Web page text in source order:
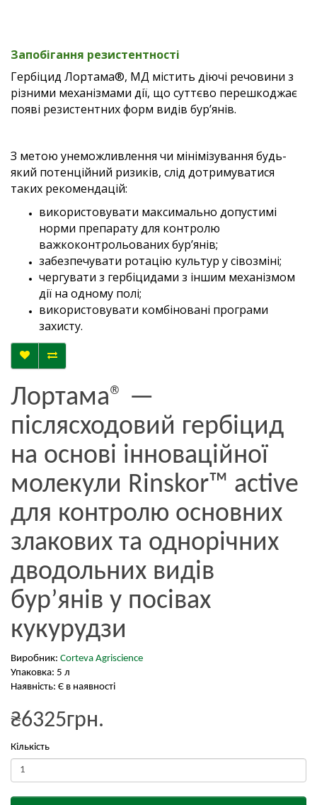
Запобігання резистентності
Гербіцид Лортама®, МД містить діючі речовини з
різними механізмами дії, що суттєво перешкоджає
появі резистентних форм видів бур’янів.
З метою унеможливлення чи мінімізування будь-
який потенційний ризиків, слід дотримуватися
таких рекомендацій:
використовувати максимально допустимі
норми препарату для контролю
важкоконтрольованих бур’янів;
забезпечувати ротацію культур у сівозміні;
чергувати з гербіцидами з іншим механізмом
дії на одному полі;
використовувати комбіновані програми
захисту.
Лортама® —
післясходовий гербіцид
на основі інноваційної
молекули Rinskor™ active
для контролю основних
злакових та однорічних
дводольних видів
бур’янів у посівах
кукурудзи
Виробник: Corteva Agriscience
Упаковка: 5 л
Наявність: Є в наявності
₴6325грн.
Кількість